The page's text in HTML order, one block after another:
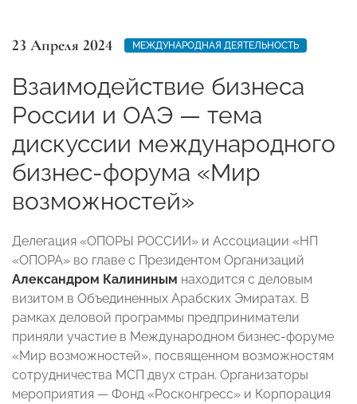
23 Апреля 2024 МЕЖДУНАРОДНАЯ ДЕЯТЕЛЬНОСТЬ
Взаимодействие бизнеса
России и ОАЭ — тема
дискуссии международного
бизнес-форума «Мир
возможностей»
Делегация «ОПОРЫ РОССИИ» и Ассоциации «НП
«ОПОРА» во главе с Президентом Организаций
Александром Калининым находится с деловым
визитом в Объединенных Арабских Эмиратах. В
рамках деловой программы предприниматели
приняли участие в Международном бизнес-форуме
«Мир возможностей», посвященном возможностям
сотрудничества МСП двух стран. Организаторы
мероприятия — Фонд «Росконгресс» и Корпорация